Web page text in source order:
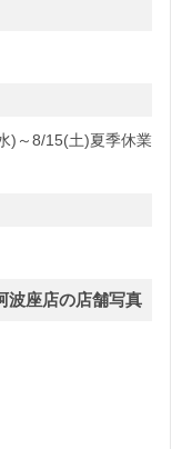
～8/15(土)夏季休業
座店の店舗写真